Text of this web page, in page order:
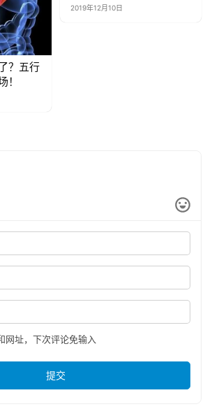
？五行
！
2019年12月10日
网址，下次评论免输入
提交